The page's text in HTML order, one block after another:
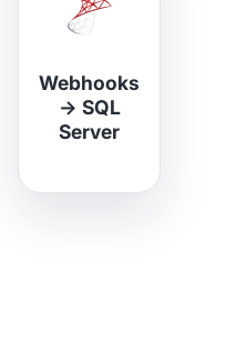
Webhooks
→ SQL
Server